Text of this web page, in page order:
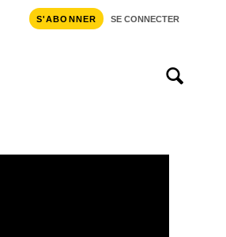
S'ABONNER SE CONNECTER